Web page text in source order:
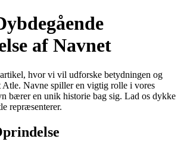
af Navnet
hvor vi vil udforske betydningen og
Atle. Navne spiller en vigtig rolle i vores
bærer en unik historie bag sig. Lad os dykke
repræsenterer.